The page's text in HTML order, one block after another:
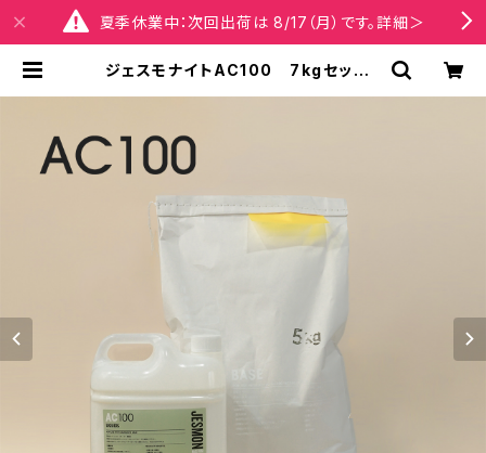
夏季休業中：次回出荷は 8/17（月）です。詳細＞
ジェスモナイトAC100 7kgセット |